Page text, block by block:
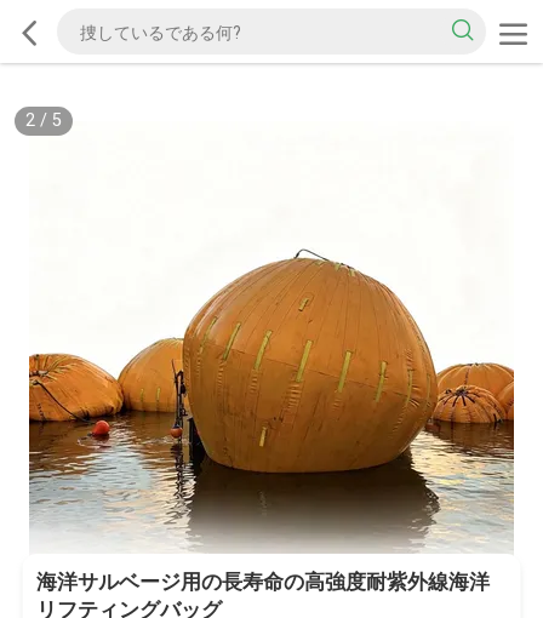
2/ 5
海洋サルベージ用の長寿命の高強度耐紫外線海洋
リフティングバッグ